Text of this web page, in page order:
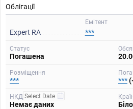
Облігації
Емітент
Expert RA ***
Статус
Погашена
Розміщення
*** ***
НКД
Немає даних